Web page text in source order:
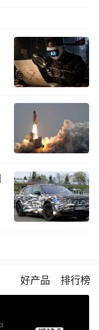
好产品 排行榜